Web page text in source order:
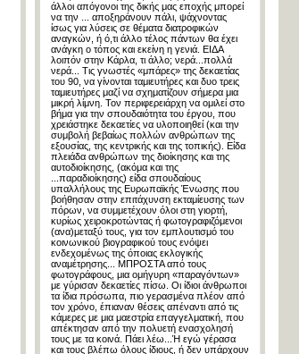
άλλοι απόγονοι της δικής μας εποχής μπορεί
να την ... αποξηράνουν πάλι, ψάχνοντας
ίσως για λύσεις σε θέματα διατροφικών
αναγκών, ή ό,τι άλλο τέλος πάντων θα έχει
ανάγκη ο τόπος και εκείνη η γενιά. ΕΙΔΑ
λοιπόν στην Κάρλα, τι άλλο; νερά...πολλά
νερά... Τις γνωστές «μπάρες» της δεκαετίας
του 90, να γίνονται ταμιευτήρες και δυο τρεις
ταμιευτήρες μαζί να σχηματίζουν σήμερα μια
μικρή λίμνη. Τον περιφερειάρχη να ομιλεί στο
βήμα για την σπουδαιότητα του έργου, που
χρειάστηκε δεκαετίες να υλοποιηθεί (και την
συμβολή βεβαίως πολλών ανθρώπων της
εξουσίας, της κεντρικής και της τοπικής). Είδα
πλειάδα ανθρώπων της διοίκησης και της
αυτοδιοίκησης, (ακόμα και της
...παραδιοίκησης) είδα σπουδαίους
υπαλλήλους της Ευρωπαϊκής Ένωσης που
βοήθησαν στην επιτάχυνση εκταμίευσης των
πόρων, να συμμετέχουν όλοι στη γιορτή,
κυρίως χειροκροτώντας ή φωτογραφιζόμενοι
(ανα)μεταξύ τους, για τον εμπλουτισμό του
κοινωνικού βιογραφικού τους ενόψει
ενδεχομένως της όποιας εκλογικής
αναμέτρησης... ΜΠΡΟΣΤΑ από τους
φωτογράφους, μια ομήγυρη «παραγόντων»
με γύρισαν δεκαετίες πίσω. Οι ίδιοι άνθρωποι
τα ίδια πρόσωπα, πιο γερασμένα πλέον από
τον χρόνο, έπιαναν θέσεις απέναντι από τις
κάμερες με μια μαεστρία επαγγελματική, που
απέκτησαν από την πολυετή ενασχολησή
τους με τα κοινά. Πάει λέω...Ή εγώ γέρασα
και τους βλέπω όλους ίδιους, ή δεν υπάρχουν